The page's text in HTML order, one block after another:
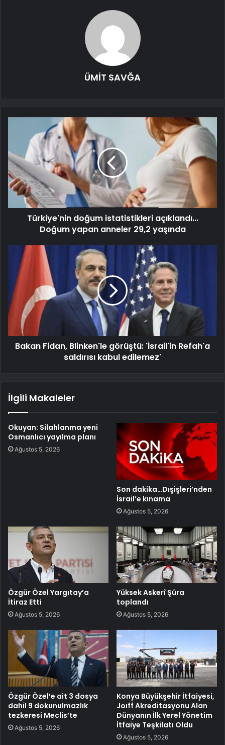
ÜMİT SAVĞA
Türkiye'nin doğum istatistikleri açıklandı...
Doğum yapan anneler 29,2 yaşında
Bakan Fidan, Blinken'le görüştü: 'İsrail'in Refah'a
saldırısı kabul edilemez'
İlgili Makaleler
Okuyan: Silahlanma yeni
Osmanlıcı yayılma planı
Ağustos 5, 2026
Son dakika…Dışişleri’nden
İsrail’e kınama
Ağustos 5, 2026
Özgür Özel Yargıtay’a
İtiraz Etti
Ağustos 5, 2026
Yüksek Askerî Şûra
toplandı
Ağustos 5, 2026
Özgür Özel’e ait 3 dosya
dahil 9 dokunulmazlık
tezkeresi Meclis’te
Ağustos 5, 2026
Konya Büyükşehir İtfaiyesi,
Joıff Akreditasyonu Alan
Dünyanın İlk Yerel Yönetim
İtfaiye Teşkilatı Oldu
Ağustos 5, 2026